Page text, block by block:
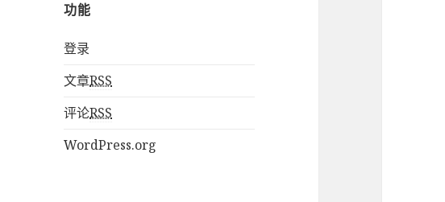
功能
登录
文章RSS
评论RSS
WordPress.org